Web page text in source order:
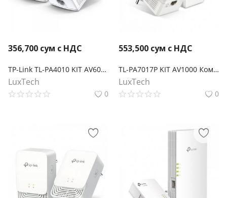
356,700 сум с НДС
TP-Link TL-PA4010 KIT AV600 Комплект адаптеров Powerline
LuxTech
0
553,500 сум с НДС
TL-PA7017P KIT AV1000 Комплект гигабитных Powerline-адаптеров со встроенной розеткой
LuxTech
0